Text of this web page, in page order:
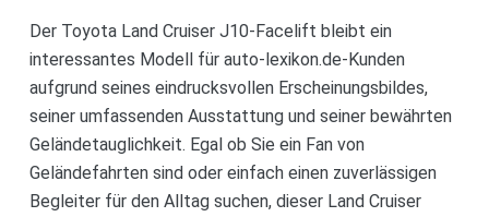
Der Toyota Land Cruiser J10-Facelift bleibt ein
interessantes Modell für auto-lexikon.de-Kunden
aufgrund seines eindrucksvollen Erscheinungsbildes,
seiner umfassenden Ausstattung und seiner bewährten
Geländetauglichkeit. Egal ob Sie ein Fan von
Geländefahrten sind oder einfach einen zuverlässigen
Begleiter für den Alltag suchen, dieser Land Cruiser